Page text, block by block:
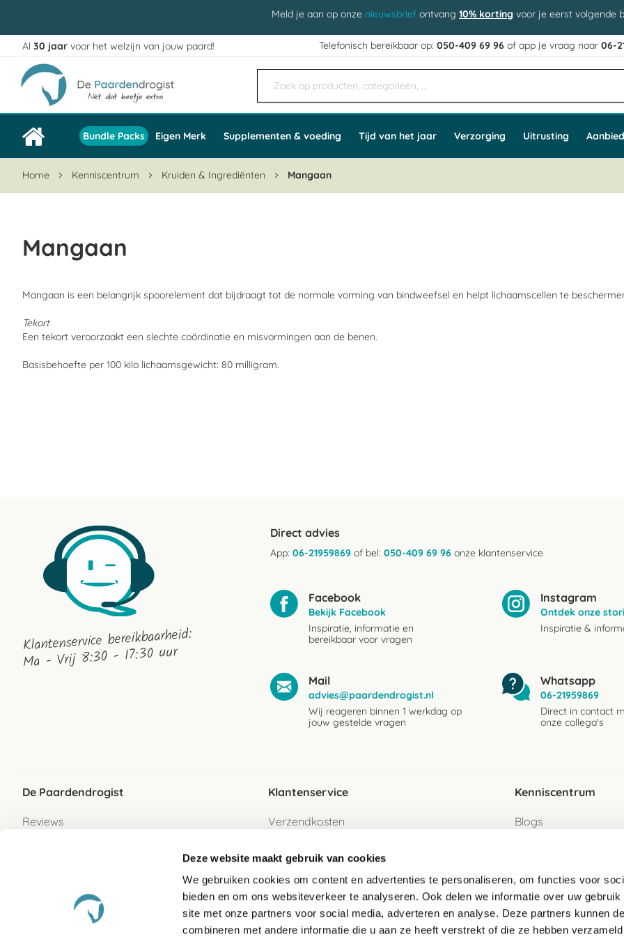
Deze website maakt gebruik van cookies
We gebruiken cookies om content en advertenties te personaliseren, om functies voor
bieden en om ons websiteverkeer te analyseren. Ook delen we informatie over uw gebruik
site met onze partners voor social media, adverteren en analyse. Deze partners kunnen
combineren met andere informatie die u aan ze heeft verstrekt of die ze hebben
Meld je aan op onze nieuwsbrief ontvang 10% korting voor je eerst volgende
Ga
naar
de
inhoud
Al 30 jaar voor het welzijn van jouw paard! Telefonisch bereikbaar op:050-409 69 96 of app je vraag naar06-
Bundle Packs Eigen Merk Supplementen & voeding Tijd van het jaar Verzorging Uitrusting
Home Kenniscentrum Kruiden & Ingrediënten Mangaan
Mangaan
Mangaan is een belangrijk spoorelement dat bijdraagt tot de normale vorming van bindweefsel en helpt lichaamscellen te
Tekort
Een tekort veroorzaakt een slechte coördinatie en misvormingen aan de benen.
Basisbehoefte per 100 kilo lichaamsgewicht: 80 milligram.
Klantenservice bereikbaarheid:
Ma - Vrij 8:30 - 17:30 uur
Direct advies
App: 06-21959869 of bel: 050-409 69 96 onze klantenservice
Facebook
Bekijk Facebook
Inspiratie, informatie en
bereikbaar voor vragen
Instagram
Ontdek onze
Inspiratie &
Mail
advies@paardendrogist.nl
Wij reageren binnen 1 werkdag op
jouw gestelde vragen
Whatsapp
06-21959869
Direct in contact
onze collega's
De Paardendrogist
Reviews
Klantenservice
Verzendkosten
Betaalwijzen
Retour
Retour sturen als gast
Garantie
Kenniscentrum
Blogs